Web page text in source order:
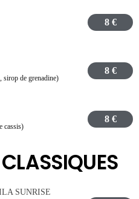
8 €
sirop de grenadine)
8 €
cassis)
8 €
SUNRISE